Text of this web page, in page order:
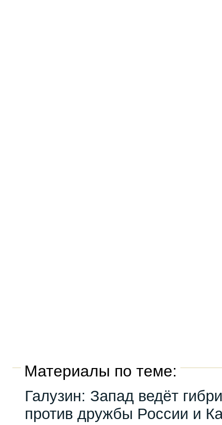
Материалы по теме:
Галузин: Запад ведёт
против дружбы России и